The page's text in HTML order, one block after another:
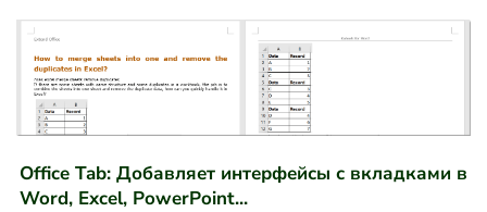
Office Tab: Добавляет интерфейсы с вкладками в
Word, Excel, PowerPoint...